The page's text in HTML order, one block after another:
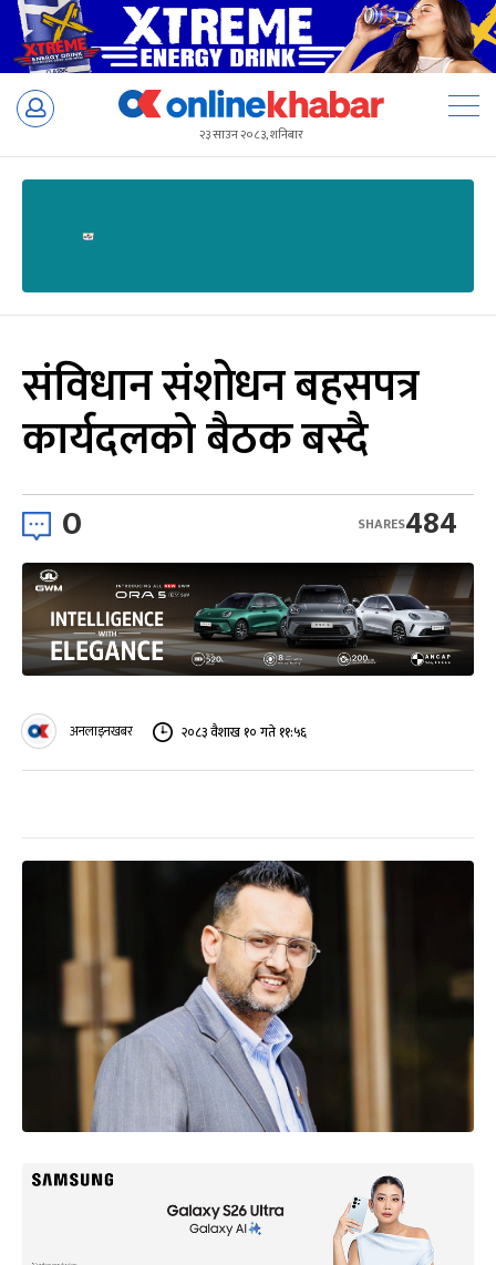
Skip
२३ साउन २०८३, शनिबार
संविधान संशोधन बहसपत्र
कार्यदलको बैठक बस्दै
0 484
SHARES
अनलाइनखबर २०८३ वैशाख १० गते ११:५६